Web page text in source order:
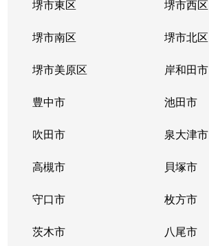
堺市東区 堺市西区
堺市南区 堺市北区
堺市美原区 岸和田市
豊中市 池田市
吹田市 泉大津市
高槻市 貝塚市
守口市 枚方市
茨木市 八尾市